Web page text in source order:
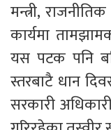
मन्त्री,
कार्यमा
यस पटक पनि
स्तरबाटै धान
सरकारी